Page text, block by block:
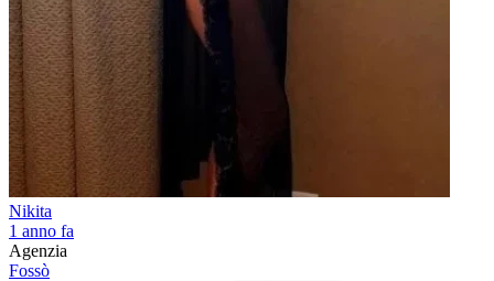
Nikita
1 anno fa
Agenzia
Fossò